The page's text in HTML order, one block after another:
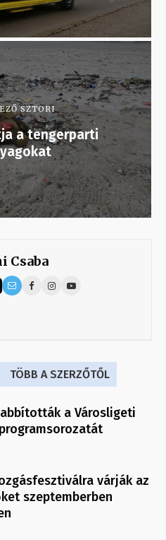
SZTORI
a tengerparti
Csaba
TÖBB A SZERZŐTŐL
a Városligeti
várják az
szeptemberben